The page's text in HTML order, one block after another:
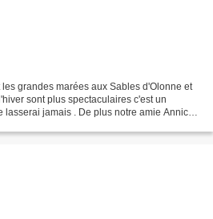
grandes marées aux Sables d'Olonne et
sont plus spectaculaires c'est un
lasserai jamais . De plus notre amie Annick